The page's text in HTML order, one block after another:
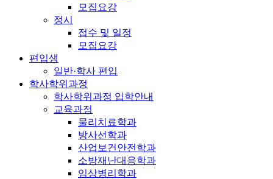
모집요강
정시
접수 및 일정
모집요강
편입생
일반·학사 편입
학사학위과정
학사학위과정 입학안내
교육과정
물리치료학과
방사선학과
산업보건안전학과
소방재난대응학과
임상병리학과